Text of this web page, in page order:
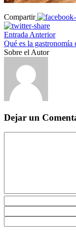
Compartir
Entrada Anterior
Qué es la gastronomía
Sobre el Autor
Dejar un